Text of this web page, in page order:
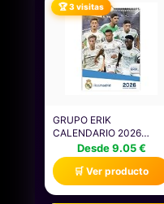
🏆 3 visitas
GRUPO ERIK
CALENDARIO 2026
PARED GRANDE REAL
MADRID - ALMANAQUE
PARED 2026 :
PLANIFICADOR
MENSUAL A3 : CON
Desde 9.05 €
🛒 Ver producto